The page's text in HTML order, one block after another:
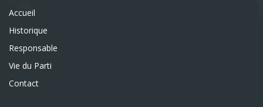
Accueil
Historique
Responsable
Vie du Parti
Contact